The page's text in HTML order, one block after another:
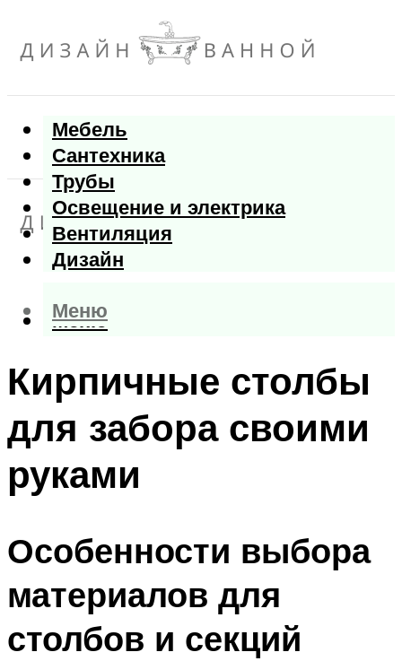
Мебель
Сантехника
Трубы
Освещение и электрика
Вентиляция
Дизайн
Меню
Меню
Кирпичные столбы
для забора своими
руками
Особенности выбора
материалов для
столбов и секций